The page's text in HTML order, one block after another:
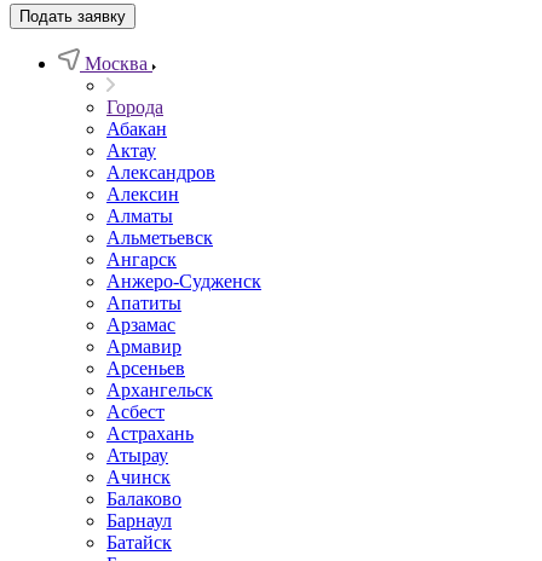
Подать заявку
Москва
Города
Абакан
Актау
Александров
Алексин
Алматы
Альметьевск
Ангарск
Анжеро-Судженск
Апатиты
Арзамас
Армавир
Арсеньев
Архангельск
Асбест
Астрахань
Атырау
Ачинск
Балаково
Барнаул
Батайск